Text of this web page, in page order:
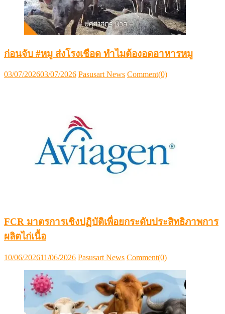
ก่อนจับ #หมู ส่งโรงเชือด ทำไมต้องอดอาหารหมู
Posted
03/07/202603/07/2026 Author
Pasusart News Comment(0)
FCR มาตรการเชิงปฏิบัติเพื่อยกระดับประสิทธิภาพการ
ผลิตไก่เนื้อ
Posted
10/06/202611/06/2026 Author
Pasusart News Comment(0)